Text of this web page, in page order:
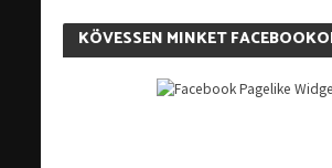
KÖVESSEN MINKET